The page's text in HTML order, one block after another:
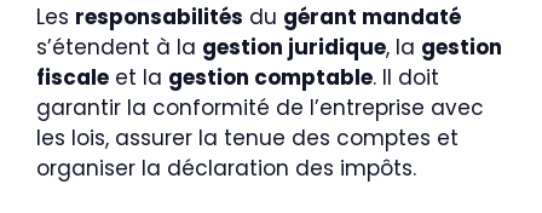
Les responsabilités du gérant mandaté
s’étendent à la gestion juridique, la gestion
fiscale et la gestion comptable. Il doit
garantir la conformité de l’entreprise avec
les lois, assurer la tenue des comptes et
organiser la déclaration des impôts.